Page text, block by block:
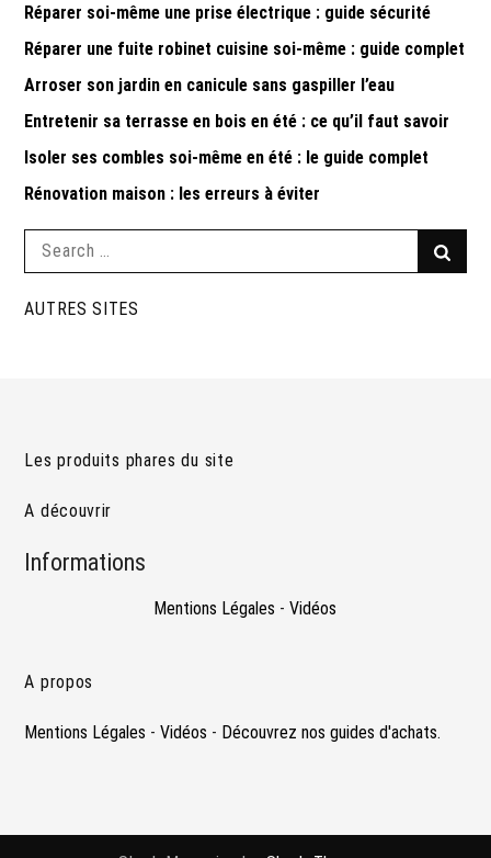
Réparer soi-même une prise électrique : guide sécurité
Réparer une fuite robinet cuisine soi-même : guide complet
Arroser son jardin en canicule sans gaspiller l’eau
Entretenir sa terrasse en bois en été : ce qu’il faut savoir
Isoler ses combles soi-même en été : le guide complet
Rénovation maison : les erreurs à éviter
Search
AUTRES SITES
Les produits phares du site
A découvrir
Informations
Mentions Légales -Vidéos
A propos
Mentions Légales -Vidéos - Découvrez nos guides d'achats.